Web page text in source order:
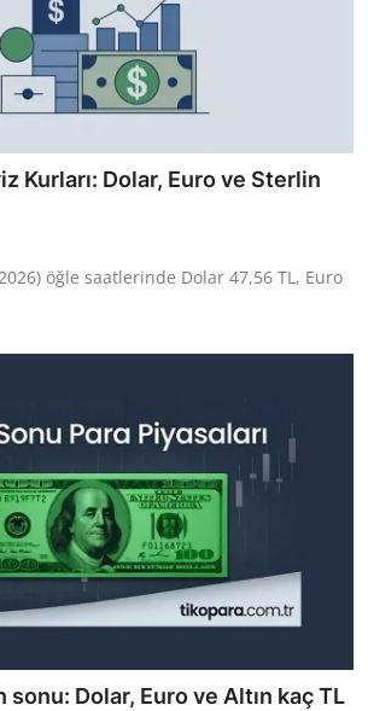
Kurları: Dolar, Euro ve Sterlin
öğle saatlerinde Dolar 47,56 TL, Euro
sonu: Dolar, Euro ve Altın kaç TL